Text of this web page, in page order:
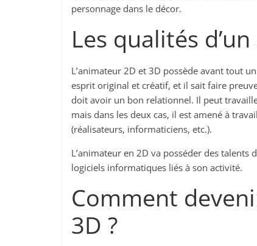
personnage dans le décor.
Les qualités
L’animateur 2D et 3D possède avant tout
esprit original et créatif, et il sait faire
doit avoir un bon relationnel. Il peut
mais dans les deux cas, il est amené à
(réalisateurs, informaticiens, etc.).
L’animateur en 2D va posséder des
logiciels informatiques liés à son activité.
Comment
3D ?